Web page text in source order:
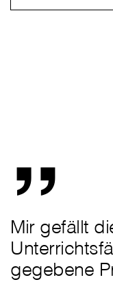
„
Mir gefällt
gegebene